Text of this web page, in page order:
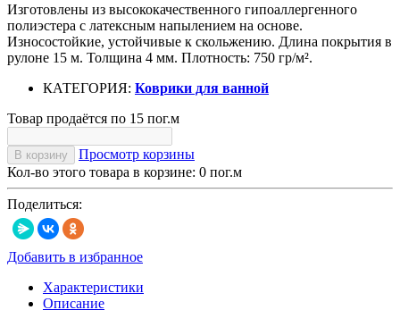
Изготовлены из высококачественного гипоаллергенного
полиэстера с латексным напылением на основе.
Износостойкие, устойчивые к скольжению. Длина покрытия в
рулоне 15 м. Толщина 4 мм. Плотность: 750 гр/м².
КАТЕГОРИЯ: Коврики для ванной
Товар продаётся по 15 пог.м
В корзину
Просмотр корзины
Кол-во этого товара в корзине: 0 пог.м
Поделиться:
Добавить в избранное
Характеристики
Описание